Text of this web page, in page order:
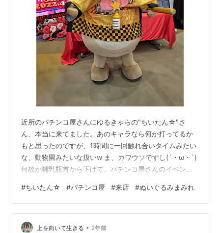
近所のパチンコ屋さんにゆるきゃらの"ちいたん☆"さ
ん、本当に来てました。あのキャラなら何か打ってるか
もと思ったのですが、1時間に一回触れ合いタイムみたい
な、動物園みたいな扱いw ま、カワウソですし(´・ω・`)
何故か哺乳瓶首から下げて、パチンコ屋さんのイベント
貼ったようなバット持ってます。(ちなみに頭の上のカメ
は普通に落ちます、外れます?)この日、お店に来てたパ
チンコ店の公式YouTuberの方々やスタッフ、お店のキャ
ラクターと混沌と戯れていらっしゃいました。 まだ動画
#ちいたん☆ #パチンコ屋 #来店 #ぬいぐるみまみれ
上を向いて生きる • 2年前